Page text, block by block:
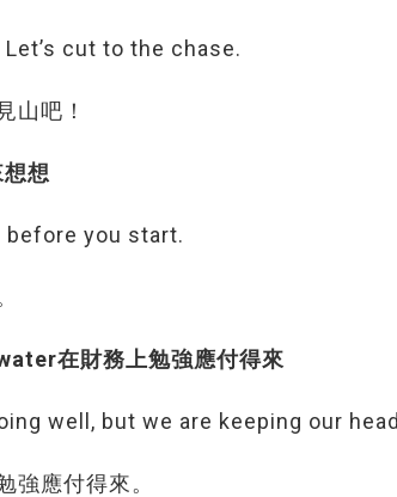
cut to the chase.
山吧！
想
before you start.
在財務上勉強應付得來
well, but we are keeping our
強應付得來。